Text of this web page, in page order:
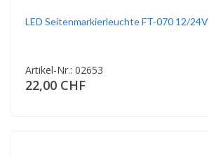
LED Seitenmarkierleuchte FT-070 12/24V
Artikel-Nr.: 02653
22,00 CHF